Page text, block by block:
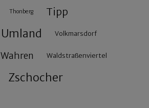
Thonberg Tipp
Umland Volkmarsdorf
Wahren Waldstraßenviertel
Zschocher